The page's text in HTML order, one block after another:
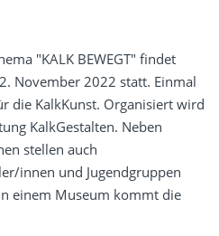
"KALK BEWEGT" findet
November 2022 statt. Einmal
die KalkKunst. Organisiert wird
KalkGestalten. Neben
stellen auch
innen und Jugendgruppen
einem Museum kommt die